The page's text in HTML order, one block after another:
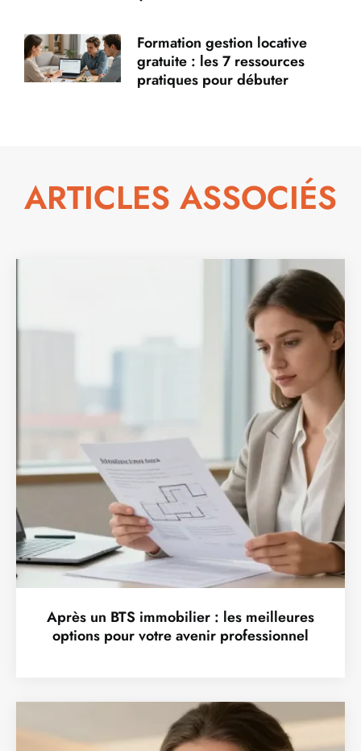
Formation gestion locative
gratuite : les 7 ressources
pratiques pour débuter
ARTICLES ASSOCIÉS
Après un BTS immobilier : les meilleures
options pour votre avenir professionnel